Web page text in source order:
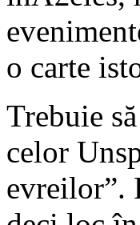
o carte
Trebuie
celor
evreilor”.